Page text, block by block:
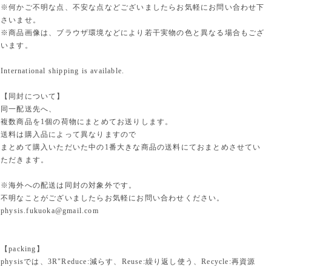
※何かご不明な点、不安な点などございましたらお気軽にお問い合わせ下
さいませ。
※商品画像は、ブラウザ環境などにより若干実物の色と異なる場合もござ
います。
International shipping is available.
【同封について】
同一配送先へ、
複数商品を1個の荷物にまとめてお送りします。
送料は購入品によって異なりますので
まとめて購入いただいた中の1番大きな商品の送料にておまとめさせてい
ただきます。
※海外への配送は同封の対象外です。
不明なことがございましたらお気軽にお問い合わせください。
physis.fukuoka@gmail.com
【packing】
physisでは、3R"Reduce:減らす、Reuse:繰り返し使う、Recycle:再資源